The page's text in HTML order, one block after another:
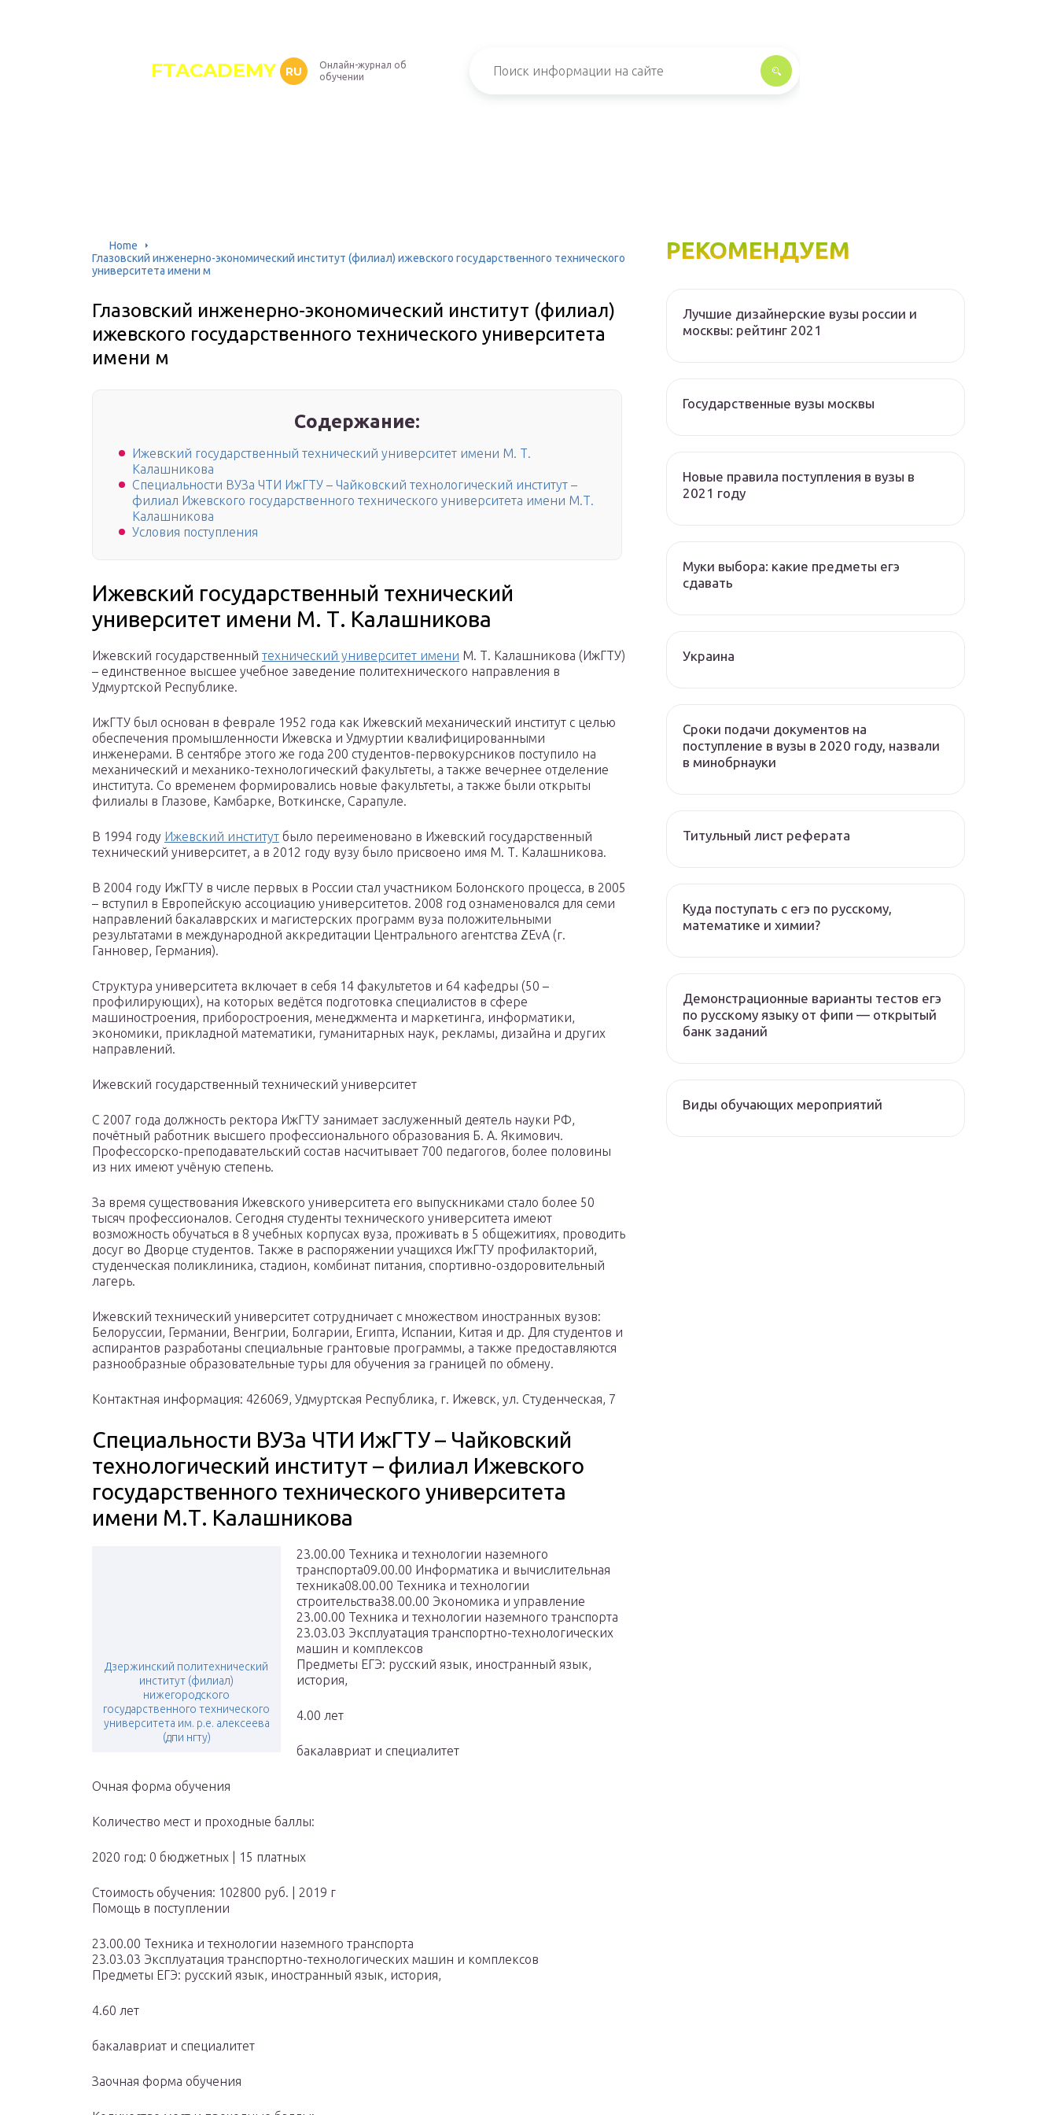
FTACADEMY RU
Онлайн-журнал об
обучении
Home
Глазовский инженерно-экономический институт (филиал) ижевского государственного технического
университета имени м
Глазовский инженерно-экономический институт (филиал)
ижевского государственного технического университета
имени м
Содержание:
Ижевский государственный технический университет имени М. Т.
Калашникова
Специальности ВУЗа ЧТИ ИжГТУ – Чайковский технологический институт –
филиал Ижевского государственного технического университета имени М.Т.
Калашникова
Условия поступления
Ижевский государственный технический
университет имени М. Т. Калашникова
Ижевский государственный технический университет имени М. Т. Калашникова (ИжГТУ)
– единственное высшее учебное заведение политехнического направления в
Удмуртской Республике.
ИжГТУ был основан в феврале 1952 года как Ижевский механический институт с целью
обеспечения промышленности Ижевска и Удмуртии квалифицированными
инженерами. В сентябре этого же года 200 студентов-первокурсников поступило на
механический и механико-технологический факультеты, а также вечернее отделение
института. Со временем формировались новые факультеты, а также были открыты
филиалы в Глазове, Камбарке, Воткинске, Сарапуле.
В 1994 году Ижевский институт было переименовано в Ижевский государственный
технический университет, а в 2012 году вузу было присвоено имя М. Т. Калашникова.
В 2004 году ИжГТУ в числе первых в России стал участником Болонского процесса, в 2005
– вступил в Европейскую ассоциацию университетов. 2008 год ознаменовался для семи
направлений бакалаврских и магистерских программ вуза положительными
результатами в международной аккредитации Центрального агентства ZEvA (г.
Ганновер, Германия).
Структура университета включает в себя 14 факультетов и 64 кафедры (50 –
профилирующих), на которых ведётся подготовка специалистов в сфере
машиностроения, приборостроения, менеджмента и маркетинга, информатики,
экономики, прикладной математики, гуманитарных наук, рекламы, дизайна и других
направлений.
Ижевский государственный технический университет
С 2007 года должность ректора ИжГТУ занимает заслуженный деятель науки РФ,
почётный работник высшего профессионального образования Б. А. Якимович.
Профессорско-преподавательский состав насчитывает 700 педагогов, более половины
из них имеют учёную степень.
За время существования Ижевского университета его выпускниками стало более 50
тысяч профессионалов. Сегодня студенты технического университета имеют
возможность обучаться в 8 учебных корпусах вуза, проживать в 5 общежитиях, проводить
досуг во Дворце студентов. Также в распоряжении учащихся ИжГТУ профилакторий,
студенческая поликлиника, стадион, комбинат питания, спортивно-оздоровительный
лагерь.
Ижевский технический университет сотрудничает с множеством иностранных вузов:
Белоруссии, Германии, Венгрии, Болгарии, Египта, Испании, Китая и др. Для студентов и
аспирантов разработаны специальные грантовые программы, а также предоставляются
разнообразные образовательные туры для обучения за границей по обмену.
Контактная информация: 426069, Удмуртская Республика, г. Ижевск, ул. Студенческая, 7
Специальности ВУЗа ЧТИ ИжГТУ – Чайковский
технологический институт – филиал Ижевского
государственного технического университета
имени М.Т. Калашникова
Дзержинский политехнический
институт (филиал)
нижегородского
государственного технического
университета им. р.е. алексеева
(дпи нгту)
23.00.00 Техника и технологии наземного
транспорта09.00.00 Информатика и вычислительная
техника08.00.00 Техника и технологии
строительства38.00.00 Экономика и управление
23.00.00 Техника и технологии наземного транспорта
23.03.03 Эксплуатация транспортно-технологических
машин и комплексов
Предметы ЕГЭ: русский язык, иностранный язык,
история,
4.00 лет
бакалавриат и специалитет
Очная форма обучения
Количество мест и проходные баллы:
2020 год: 0 бюджетных | 15 платных
Стоимость обучения: 102800 руб. | 2019 г
Помощь в поступлении
23.00.00 Техника и технологии наземного транспорта
23.03.03 Эксплуатация транспортно-технологических машин и комплексов
Предметы ЕГЭ: русский язык, иностранный язык, история,
4.60 лет
бакалавриат и специалитет
Заочная форма обучения
РЕКОМЕНДУЕМ
Лучшие дизайнерские вузы россии и
москвы: рейтинг 2021
Государственные вузы москвы
Новые правила поступления в вузы в
2021 году
Муки выбора: какие предметы егэ
сдавать
Украина
Сроки подачи документов на
поступление в вузы в 2020 году, назвали
в минобрнауки
Титульный лист реферата
Куда поступать с егэ по русскому,
математике и химии?
Демонстрационные варианты тестов егэ
по русскому языку от фипи — открытый
банк заданий
Виды обучающих мероприятий